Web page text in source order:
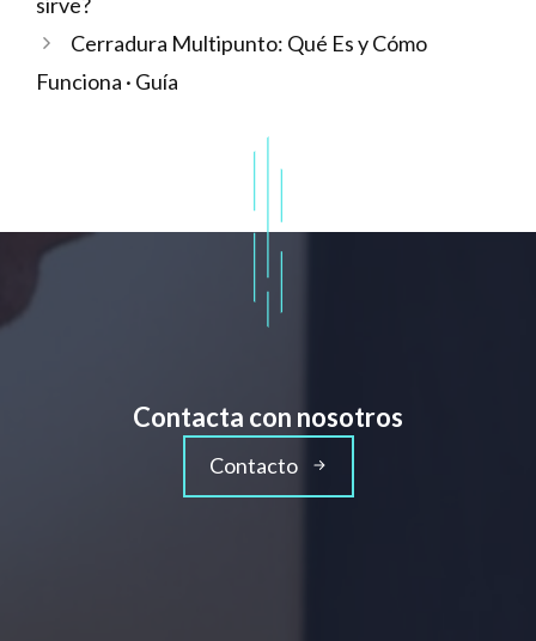
Cerradura Multipunto: Qué Es y Cómo
Funciona · Guía
Contacta con nosotros
Contacto